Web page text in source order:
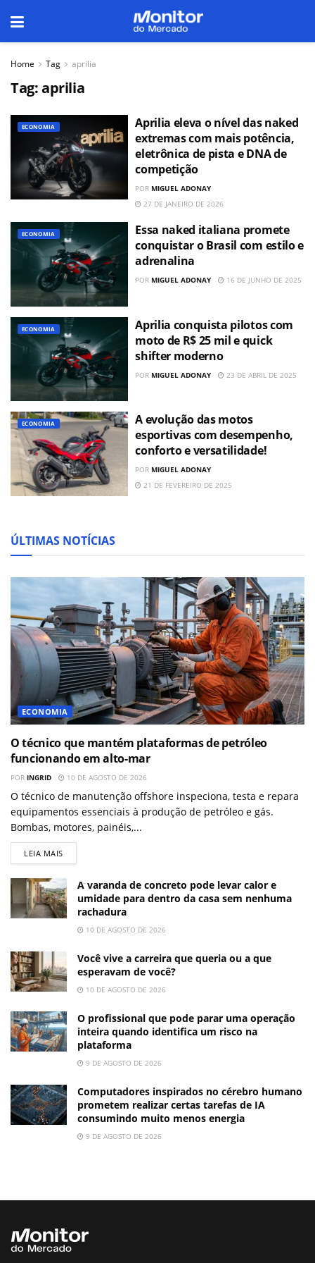
Home Tag aprilia
Tag:aprilia
ECONOMIA
Aprilia eleva o nível das naked
extremas com mais potência,
eletrônica de pista e DNA de
competição
POR MIGUEL ADONAY
27 DE JANEIRO DE 2026
ECONOMIA
Essa naked italiana promete
conquistar o Brasil com estilo e
adrenalina
POR MIGUEL ADONAY 16 DE JUNHO DE 2025
ECONOMIA
Aprilia conquista pilotos com
moto de R$ 25 mil e quick
shifter moderno
POR MIGUEL ADONAY 23 DE ABRIL DE 2025
ECONOMIA
A evolução das motos
esportivas com desempenho,
conforto e versatilidade!
POR MIGUEL ADONAY
21 DE FEVEREIRO DE 2025
ÚLTIMAS NOTÍCIAS
ECONOMIA
O técnico que mantém plataformas de petróleo
funcionando em alto-mar
POR INGRID 10 DE AGOSTO DE 2026
O técnico de manutenção offshore inspeciona, testa e repara
equipamentos essenciais à produção de petróleo e gás.
Bombas, motores, painéis,...
LEIA MAIS
A varanda de concreto pode levar calor e
umidade para dentro da casa sem nenhuma
rachadura
10 DE AGOSTO DE 2026
Você vive a carreira que queria ou a que
esperavam de você?
10 DE AGOSTO DE 2026
O profissional que pode parar uma operação
inteira quando identifica um risco na
plataforma
9 DE AGOSTO DE 2026
Computadores inspirados no cérebro humano
prometem realizar certas tarefas de IA
consumindo muito menos energia
9 DE AGOSTO DE 2026